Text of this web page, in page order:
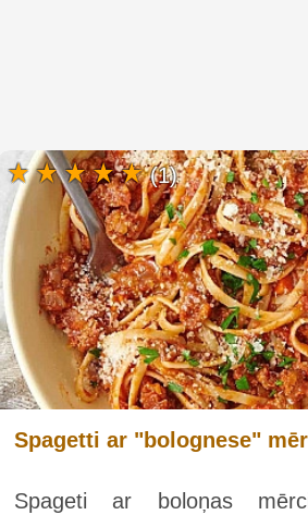
Spagetti ar "bolognese"
Spageti ar boloņas
(1)